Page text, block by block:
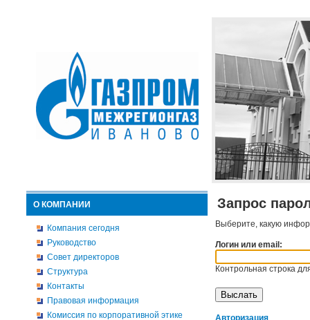
О КОМПАНИИ
Компания сегодня
Руководство
Совет директоров
Структура
Контакты
Правовая информация
Комиссия по корпоративной этике
Запрос
Выберите, какую
Логин или email:
Контрольная строка
Авторизация